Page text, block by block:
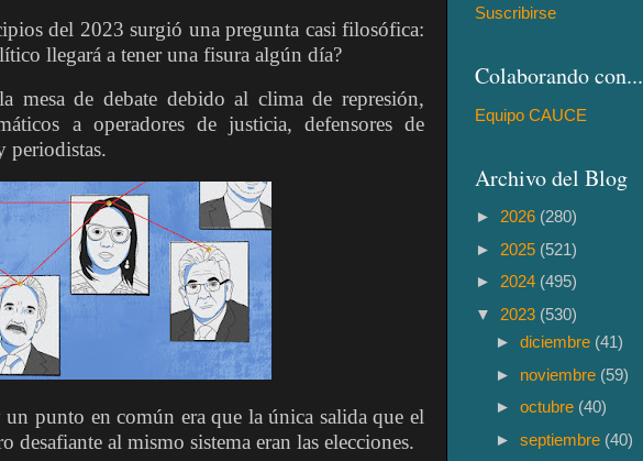
del 2023 surgió una pregunta casi filosófica:
llegará a tener una fisura algún día?
mesa de debate debido al clima de represión,
a operadores de justicia, defensores de
periodistas.
punto en común era que la única salida que el
desafiante al mismo sistema eran las elecciones.
Suscribirse
Colaborando con...
Equipo CAUCE
Archivo del Blog
► 2026 (280)
► 2025 (521)
► 2024 (495)
▼ 2023 (530)
►diciembre (41)
► noviembre (59)
►octubre (40)
►septiembre (40)